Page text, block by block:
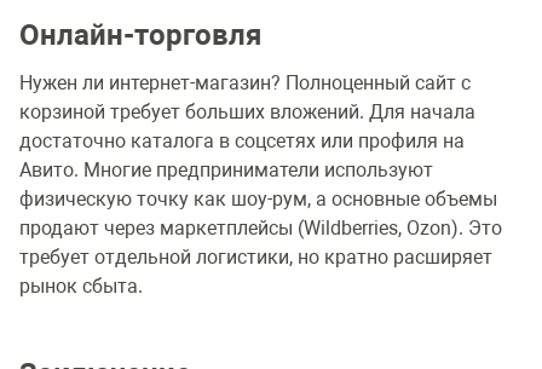
Онлайн-торговля
Нужен ли интернет-магазин? Полноценный сайт с
корзиной требует больших вложений. Для начала
достаточно каталога в соцсетях или профиля на
Авито. Многие предприниматели используют
физическую точку как шоу-рум, а основные объемы
продают через маркетплейсы (Wildberries, Ozon). Это
требует отдельной логистики, но кратно расширяет
рынок сбыта.